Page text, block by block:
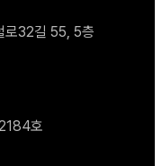
로32길 55, 5층
호